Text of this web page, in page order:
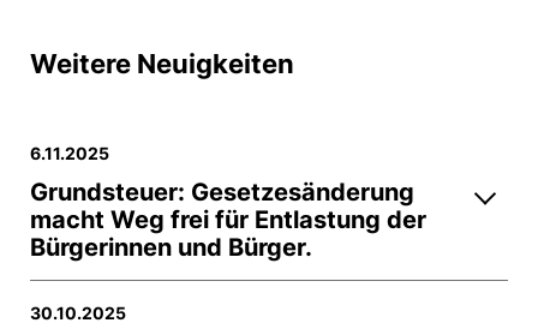
Weitere Neuigkeiten
6.11.2025
Grundsteuer: Gesetzesänderung
macht Weg frei für Entlastung der
Bürgerinnen und Bürger.
30.10.2025